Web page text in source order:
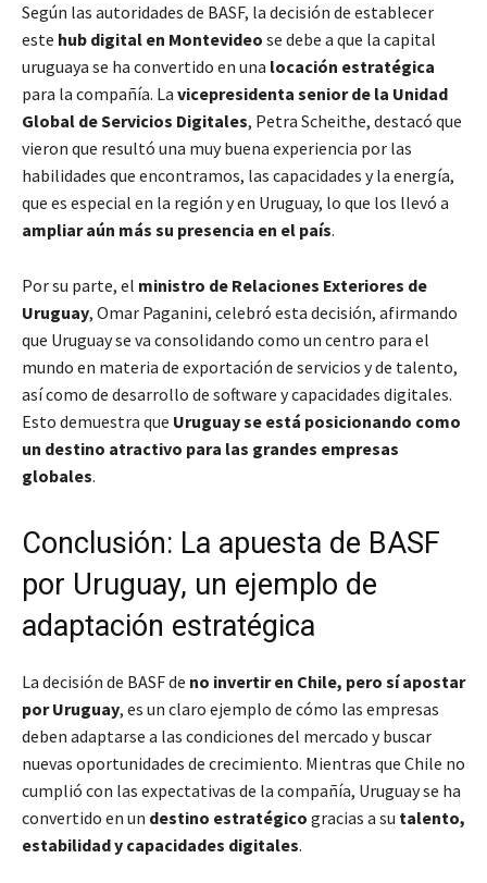
Según las autoridades de BASF, la decisión de establecer
este hub digital en Montevideo se debe a que la capital
uruguaya se ha convertido en una locación estratégica
para la compañía. La vicepresidenta senior de la Unidad
Global de Servicios Digitales, Petra Scheithe, destacó que
vieron que resultó una muy buena experiencia por las
habilidades que encontramos, las capacidades y la energía,
que es especial en la región y en Uruguay, lo que los llevó a
ampliar aún más su presencia en el país.
Por su parte, el ministro de Relaciones Exteriores de
Uruguay, Omar Paganini, celebró esta decisión, afirmando
que Uruguay se va consolidando como un centro para el
mundo en materia de exportación de servicios y de talento,
así como de desarrollo de software y capacidades digitales.
Esto demuestra que Uruguay se está posicionando como
un destino atractivo para las grandes empresas
globales.
Conclusión: La apuesta de BASF
por Uruguay, un ejemplo de
adaptación estratégica
La decisión de BASF de no invertir en Chile, pero sí apostar
por Uruguay, es un claro ejemplo de cómo las empresas
deben adaptarse a las condiciones del mercado y buscar
nuevas oportunidades de crecimiento. Mientras que Chile no
cumplió con las expectativas de la compañía, Uruguay se ha
convertido en un destino estratégico gracias a su talento,
estabilidad y capacidades digitales.